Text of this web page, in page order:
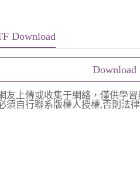
Download
Download
友上傳或收集于網絡，僅供學
須自行聯系版權人授權,否則法